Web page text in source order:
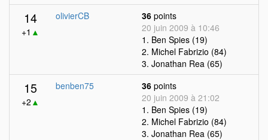
14
+1 ▲
olivierCB 36 points
20 juin 2009 à 10:46
1. Ben Spies (19)
2. Michel Fabrizio (84)
3. Jonathan Rea (65)
15
+2 ▲
benben75 36 points
20 juin 2009 à 21:02
1. Ben Spies (19)
2. Michel Fabrizio (84)
3. Jonathan Rea (65)